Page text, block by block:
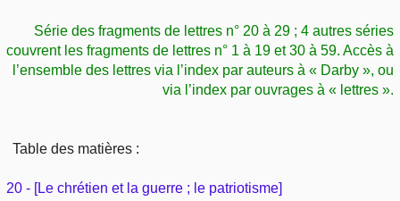
Sujets d'actualité
Autres sites chrétiens
Lisez la Bible
Écoutez la Bible
Commentaires
Personnages bibliques
Recherche
Rechercher dans le site
Série des fragments de lettres n° 20 à 29 ; 4 autres séries
couvrent les fragments de lettres n° 1 à 19 et 30 à 59. Accès à
l’ensemble des lettres via l’index par auteurs à « Darby », ou
via l’index par ouvrages à « lettres ».
Table des matières :
20 - [Le chrétien et la guerre ; le patriotisme]